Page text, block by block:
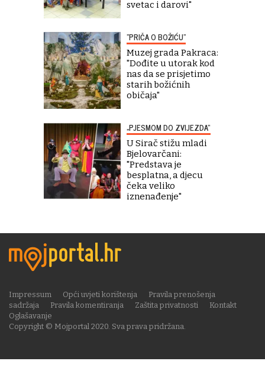
svetac i darovi"
"PRIČA O BOŽIĆU"
Muzej grada Pakraca:
"Dođite u utorak kod
nas da se prisjetimo
starih božićnih
običaja"
„PJESMOM DO ZVIJEZDA“
U Sirač stižu mladi
Bjelovarčani:
"Predstava je
besplatna, a djecu
čeka veliko
iznenađenje"
Copyright © Mojportal 2020. Sva prava pridržana.
Impressum Opći uvjeti korištenja
Pravila prenošenja
sadržaja
Pravila komentiranja Zaštita privatnosti
Kontakt
Oglašavanje